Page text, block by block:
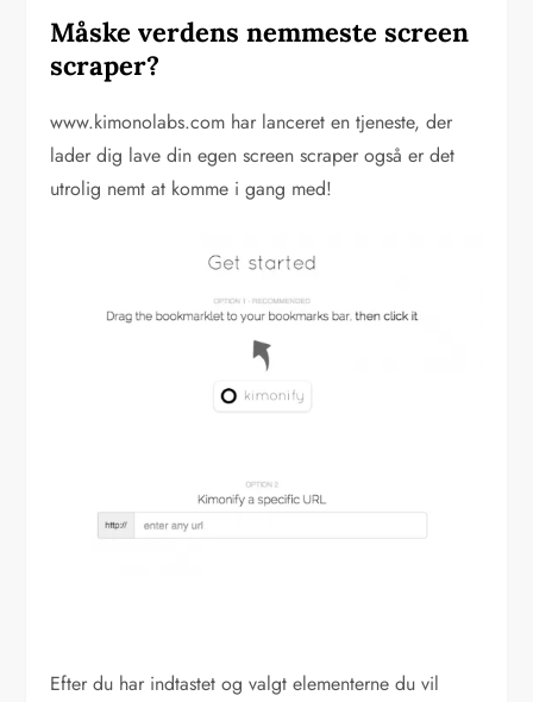
Måske verdens nemmeste screen
scraper?
www.kimonolabs.com har lanceret en tjeneste, der
lader dig lave din egen screen scraper også er det
utrolig nemt at komme i gang med!
Efter du har indtastet og valgt elementerne du vil